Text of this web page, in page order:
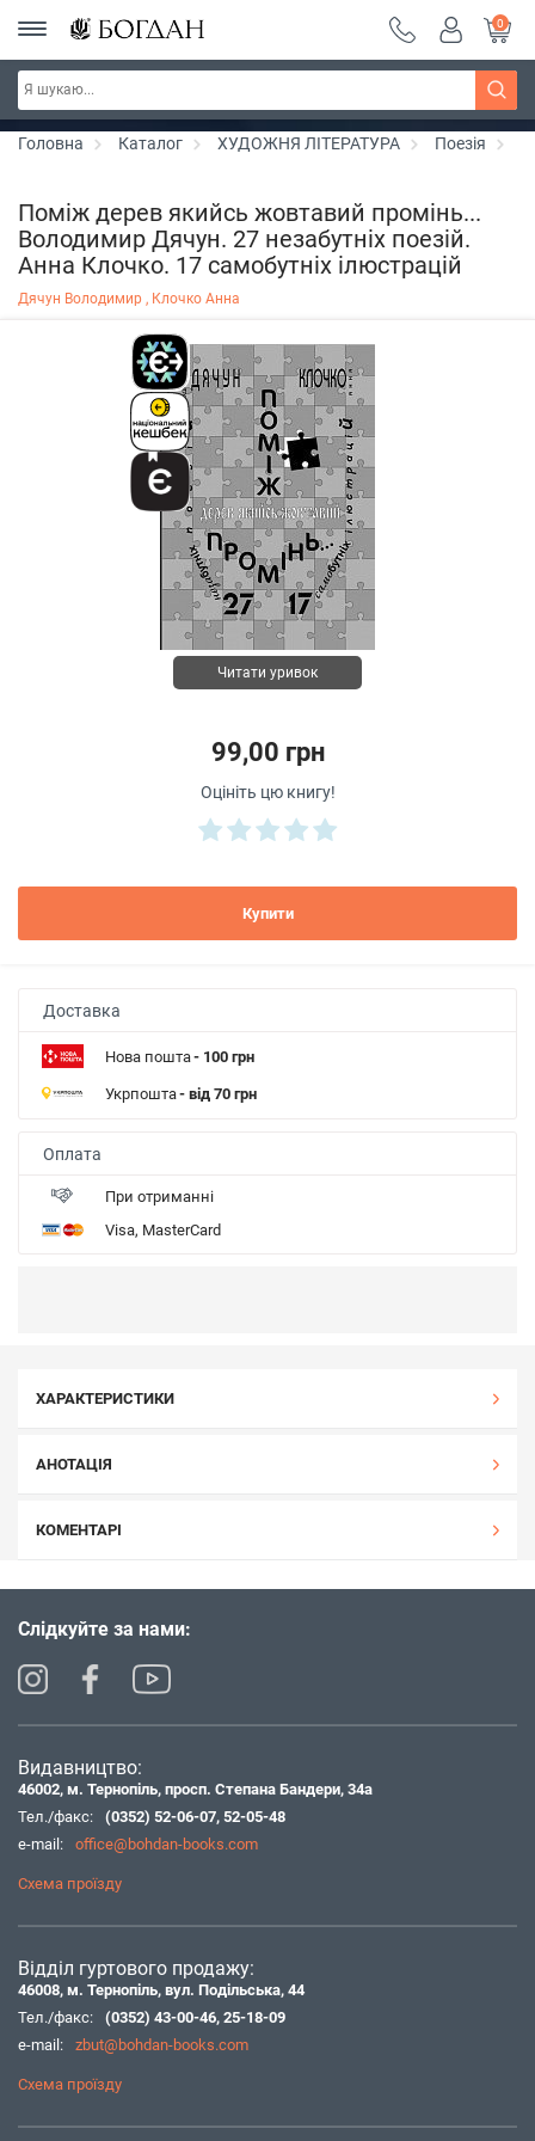
Серія "Вандербікери" ~ знижка 25%
0
Головна Каталог ХУДОЖНЯ ЛІТЕРАТУРА Поезія
Поміж дерев якийсь жовтавий промінь...
Володимир Дячун. 27 незабутніх поезій.
Анна Клочко. 17 самобутніх ілюстрацій
Дячун Володимир , Клочко Анна
Читати уривок
99,00 грн
Оцініть цю книгу!
Купити
Доставка
Нова пошта- 100 грн
Укрпошта- від 70 грн
Оплата
При отриманні
Visa, MasterCard
ХАРАКТЕРИСТИКИ
АНОТАЦІЯ
КОМЕНТАРІ
Слідкуйте за нами:
Видавництво:
46002, м. Тернопіль, просп. Степана Бандери, 34а
Тел./факс:
(0352) 52-06-07, 52-05-48
e-mail:
office@bohdan-books.com
Схема проїзду
Відділ гуртового продажу:
46008, м. Тернопіль, вул. Подільська, 44
Тел./факс:
(0352) 43-00-46, 25-18-09
e-mail:
zbut@bohdan-books.com
Схема проїзду